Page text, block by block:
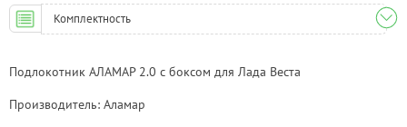
Комплектность
Подлокотник АЛАМАР 2.0 с боксом для Лада Веста
Производитель: Аламар